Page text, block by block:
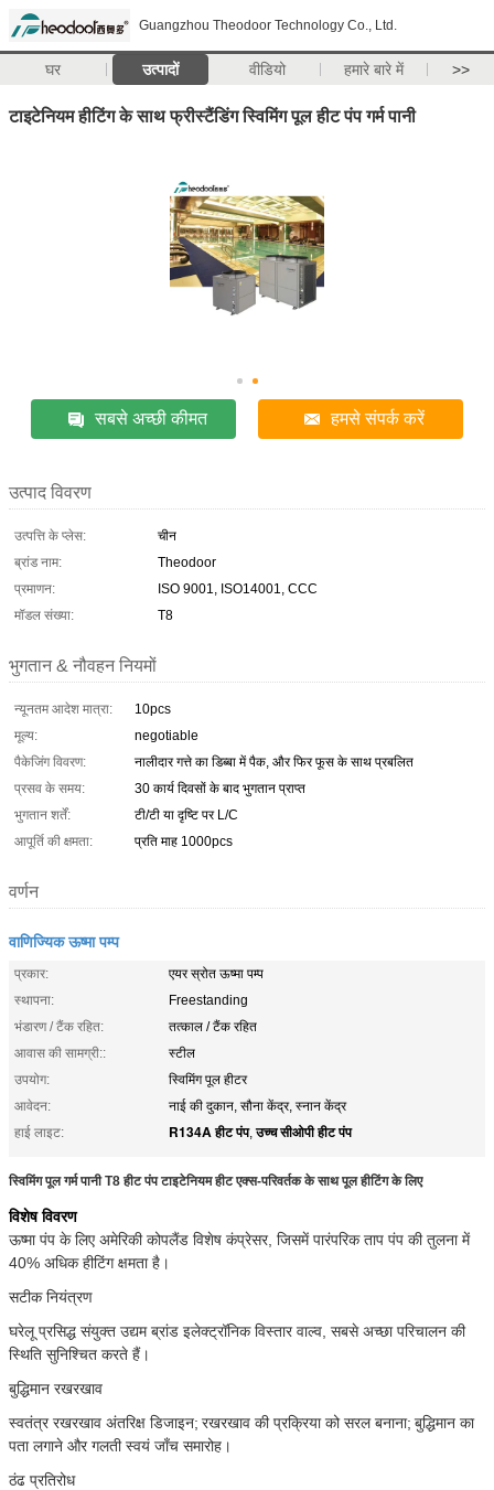
Guangzhou Theodoor Technology Co., Ltd.
घर उत्पादों वीडियो हमारे बारे में >>
टाइटेनियम हीटिंग के साथ फ्रीस्टैंडिंग स्विमिंग पूल हीट पंप गर्म पानी
सबसे अच्छी कीमत हमसे संपर्क करें
उत्पाद विवरण
उत्पत्ति के प्लेस:
चीन
ब्रांड नाम:
Theodoor
प्रमाणन:
ISO 9001, ISO14001, CCC
मॉडल संख्या:
T8
भुगतान & नौवहन नियमों
न्यूनतम आदेश मात्रा:
10pcs
मूल्य:
negotiable
पैकेजिंग विवरण:
नालीदार गत्ते का डिब्बा में पैक, और फिर फूस के साथ प्रबलित
प्रसव के समय:
30 कार्य दिवसों के बाद भुगतान प्राप्त
भुगतान शर्तें:
टी/टी या दृष्टि पर L/C
आपूर्ति की क्षमता:
प्रति माह 1000pcs
वर्णन
वाणिज्यिक ऊष्मा पम्प
प्रकार:
एयर स्रोत ऊष्मा पम्प
स्थापना:
Freestanding
भंडारण / टैंक रहित:
तत्काल / टैंक रहित
आवास की सामग्री::
स्टील
उपयोग:
स्विमिंग पूल हीटर
आवेदन:
नाई की दुकान, सौना केंद्र, स्नान केंद्र
हाई लाइट:
R134A हीट पंप,उच्च सीओपी हीट पंप
स्विमिंग पूल गर्म पानी T8 हीट पंप टाइटेनियम हीट एक्स-परिवर्तक के साथ पूल हीटिंग के लिए
विशेष विवरण
ऊष्मा पंप के लिए अमेरिकी कोपलैंड विशेष कंप्रेसर, जिसमें पारंपरिक ताप पंप की तुलना में
40% अधिक हीटिंग क्षमता है।
सटीक नियंत्रण
घरेलू प्रसिद्ध संयुक्त उद्यम ब्रांड इलेक्ट्रॉनिक विस्तार वाल्व, सबसे अच्छा परिचालन की
स्थिति सुनिश्चित करते हैं।
बुद्धिमान रखरखाव
स्वतंत्र रखरखाव अंतरिक्ष डिजाइन; रखरखाव की प्रक्रिया को सरल बनाना; बुद्धिमान का
पता लगाने और गलती स्वयं जाँच समारोह।
ठंढ प्रतिरोध